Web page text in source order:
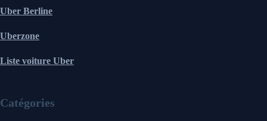
Uber Berline
Uberzone
Liste voiture Uber
Catégories